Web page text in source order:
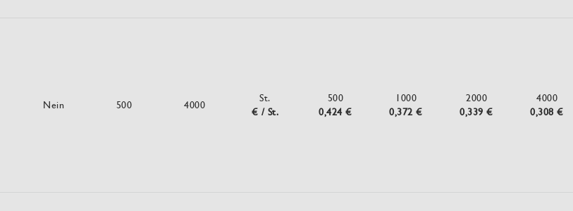
Nein 500 4000
St.
€ / St.
500
0,424 €
1000
0,372 €
2000
0,339 €
4000
0,308 €